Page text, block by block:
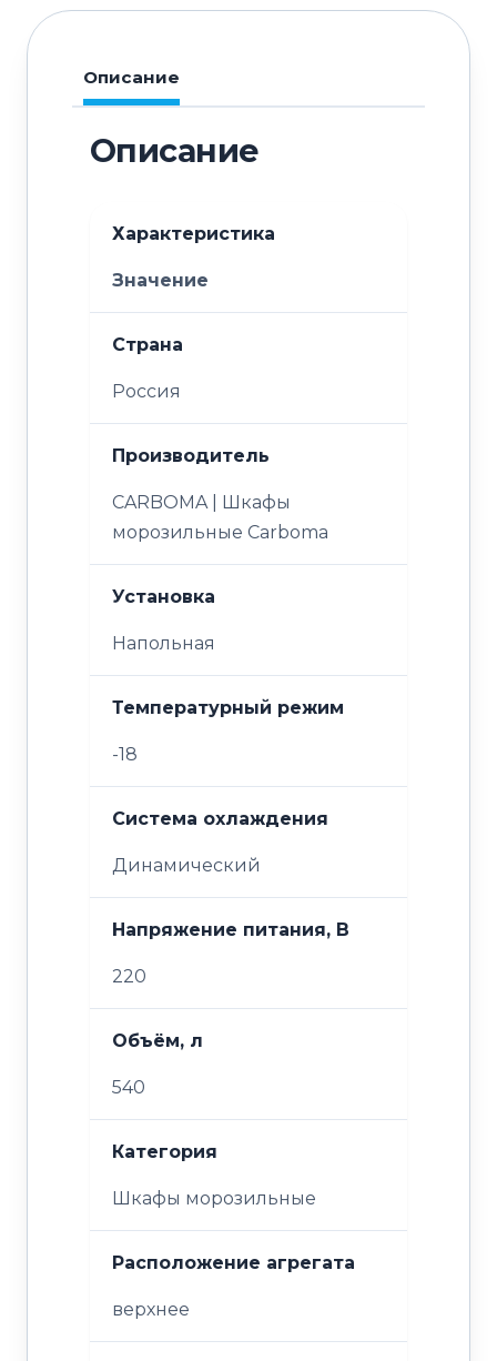
Описание
Описание
Характеристика
Значение
Страна
Россия
Производитель
CARBOMA | Шкафы
морозильные Carboma
Установка
Напольная
Температурный режим
-18
Система охлаждения
Динамический
Напряжение питания, В
220
Объём, л
540
Категория
Шкафы морозильные
Расположение агрегата
верхнее